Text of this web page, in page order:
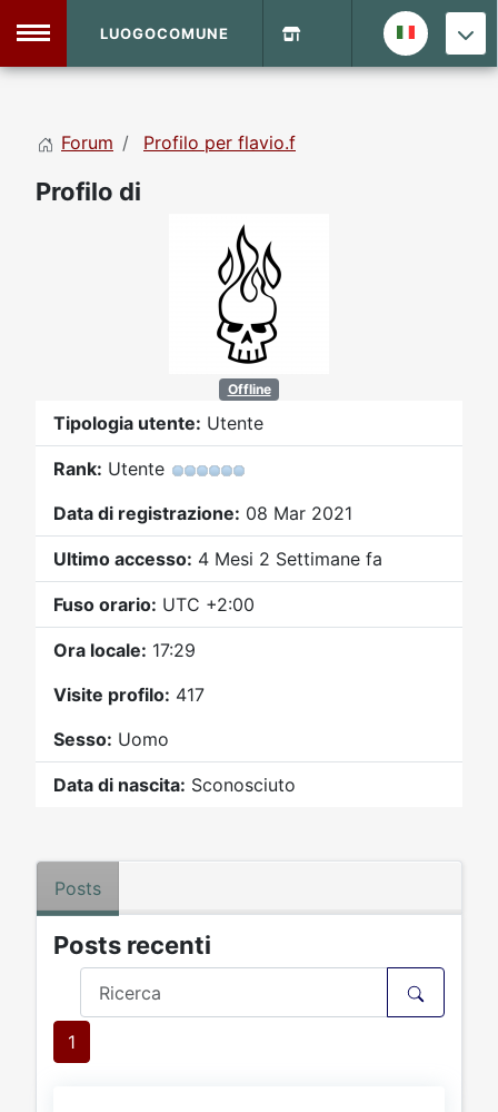
Forum
LUOGOCOMUNE
Forum Profilo per flavio.f
Profilo di
Offline
Tipologia utente: Utente
Rank: Utente
Data di registrazione: 08 Mar 2021
Ultimo accesso: 4 Mesi 2 Settimane fa
Fuso orario: UTC +2:00
Ora locale: 17:29
Visite profilo: 417
Sesso: Uomo
Data di nascita: Sconosciuto
Posts
Posts recenti
1